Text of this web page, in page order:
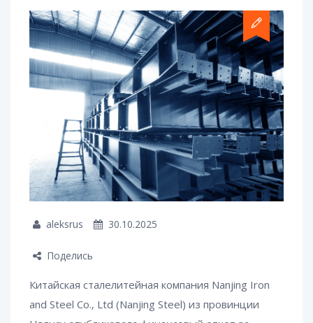
aleksrus 30.10.2025
Поделись
Китайская сталелитейная компания Nanjing Iron
and Steel Co., Ltd (Nanjing Steel) из провинции